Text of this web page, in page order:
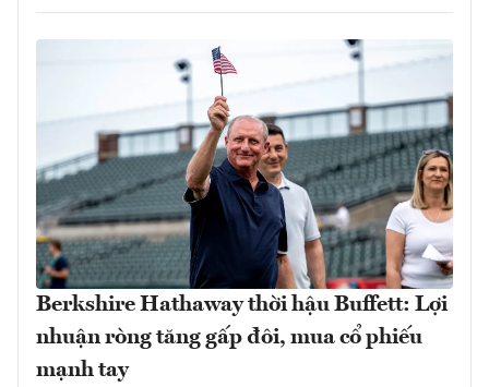
Berkshire Hathaway thời hậu Buffett: Lợi
nhuận ròng tăng gấp đôi, mua cổ phiếu
mạnh tay